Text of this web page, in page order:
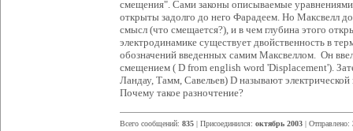
смещения". Сами законы описываемые
открыты задолго до него Фарадеем. Но Максвелл
смысл (что смещается?), и в чем глубина этого
электродинамике существует двойственность в
обозначений введенных самим Максвеллом. Он
смещением ( D from english word 'Displacement').
Ландау, Тамм, Савельев) D называют
Почему такое разночтение?
Всего сообщений: 835 | Присоединился: октябрь 2003 | Отправлено: